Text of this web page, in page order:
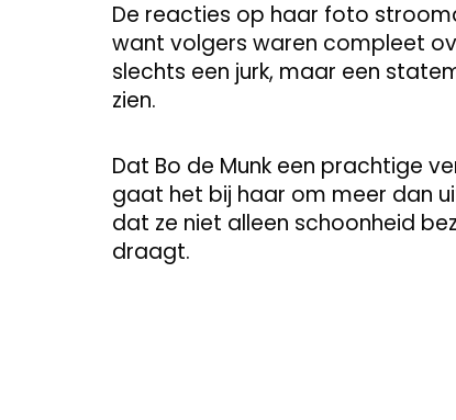
De reacties op haar foto
want volgers waren compleet
slechts een jurk, maar een
zien.
Dat Bo de Munk een prachtige
gaat het bij haar om meer dan
dat ze niet alleen schoonheid
draagt.